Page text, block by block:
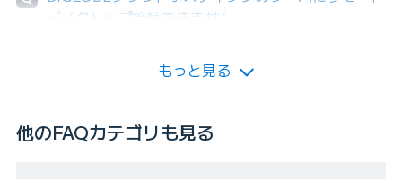
デスクトップ接続できません。
もっと見る
他のFAQカテゴリも見る